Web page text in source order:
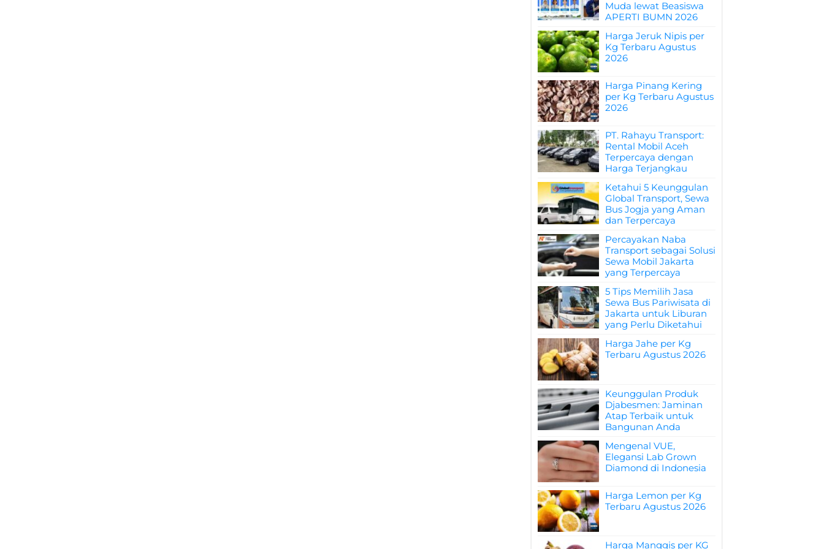
Muda lewat Beasiswa
APERTI BUMN 2026
Harga Jeruk Nipis per
Kg Terbaru Agustus
2026
Harga Pinang Kering
per Kg Terbaru Agustus
2026
PT. Rahayu Transport:
Rental Mobil Aceh
Terpercaya dengan
Harga Terjangkau
Ketahui 5 Keunggulan
Global Transport, Sewa
Bus Jogja yang Aman
dan Terpercaya
Percayakan Naba
Transport sebagai Solusi
Sewa Mobil Jakarta
yang Terpercaya
5 Tips Memilih Jasa
Sewa Bus Pariwisata di
Jakarta untuk Liburan
yang Perlu Diketahui
Harga Jahe per Kg
Terbaru Agustus 2026
Keunggulan Produk
Djabesmen: Jaminan
Atap Terbaik untuk
Bangunan Anda
Mengenal VUE,
Elegansi Lab Grown
Diamond di Indonesia
Harga Lemon per Kg
Terbaru Agustus 2026
Harga Manggis per KG